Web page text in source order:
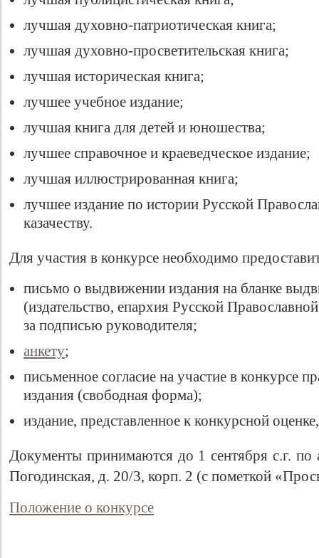
лучшая духовно-патриотическая книга;
лучшая духовно-просветительская книга;
лучшая историческая книга;
лучшее учебное издание;
лучшая книга для детей и юношества;
лучшее справочное и краеведческое издание;
лучшая иллюстрированная книга;
лучшее издание по истории Русской
казачеству.
Для участия в конкурсе необходимо
письмо о выдвижении издания на бланке
(издательство, епархия Русской
за подписью руководителя;
анкету;
письменное согласие на участие в конкурсе
издания (свободная форма);
издание, представленное к конкурсной
Документы принимаются до 1 сентября с.г. по
Погодинская, д. 20/3, корп. 2 (с пометкой
Положение о конкурсе